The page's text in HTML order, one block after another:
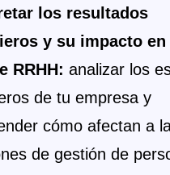
los resultados
y su impacto en
RRHH: analizar los
de tu empresa y
cómo afectan a
de gestión de